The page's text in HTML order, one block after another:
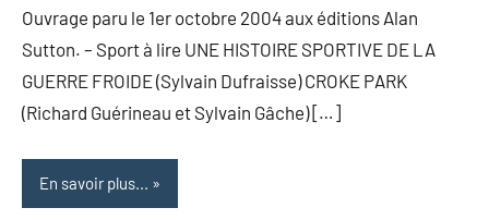
Ouvrage paru le 1er octobre 2004 aux éditions Alan
Sutton. – Sport à lire UNE HISTOIRE SPORTIVE DE LA
GUERRE FROIDE (Sylvain Dufraisse) CROKE PARK
(Richard Guérineau et Sylvain Gâche) […]
En savoir plus...